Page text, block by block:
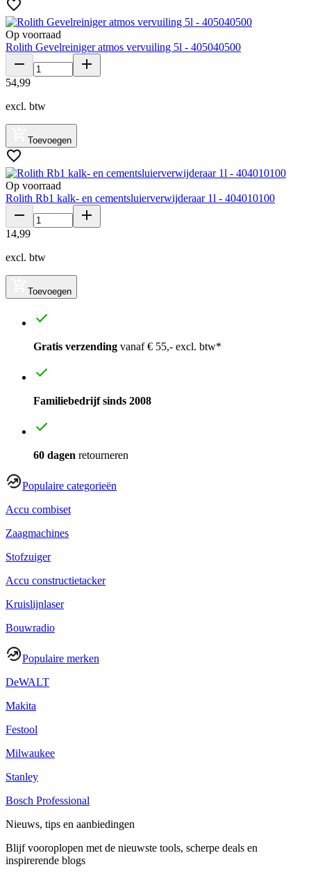
Op voorraad
Rolith Gevelreiniger atmos vervuiling 5l - 405040500
54,99
excl. btw
Toevoegen
Op voorraad
Rolith Rb1 kalk- en cementsluierverwijderaar 1l - 404010100
14,99
excl. btw
Toevoegen
Gratis verzending vanaf € 55,- excl. btw*
Familiebedrijf sinds 2008
60 dagen retourneren
Populaire categorieën
Accu combiset
Zaagmachines
Stofzuiger
Accu constructietacker
Kruislijnlaser
Bouwradio
Populaire merken
DeWALT
Makita
Festool
Milwaukee
Stanley
Bosch Professional
Nieuws, tips en aanbiedingen
Blijf vooroplopen met de nieuwste tools, scherpe deals en
inspirerende blogs